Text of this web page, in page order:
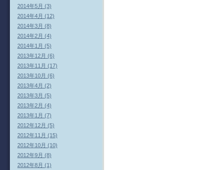
2014年5月 (3)
2014年4月 (12)
2014年3月 (8)
2014年2月 (4)
2014年1月 (5)
2013年12月 (6)
2013年11月 (17)
2013年10月 (6)
2013年4月 (2)
2013年3月 (5)
2013年2月 (4)
2013年1月 (7)
2012年12月 (5)
2012年11月 (15)
2012年10月 (10)
2012年9月 (8)
2012年8月 (1)